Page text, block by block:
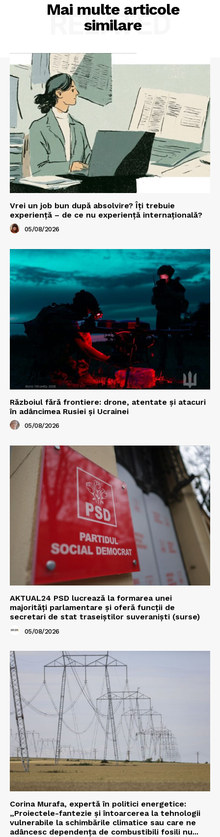
Mai multe articole
similare
RELATED
Vrei un job bun după absolvire? Îți trebuie
experiență – de ce nu experiență internațională?
05/08/2026
Războiul fără frontiere: drone, atentate și atacuri
în adâncimea Rusiei și Ucrainei
05/08/2026
AKTUAL24 PSD lucrează la formarea unei
majorităţi parlamentare și oferă funcții de
secretari de stat traseiștilor suveraniști (surse)
05/08/2026
Corina Murafa, expertă în politici energetice:
„Proiectele-fantezie și întoarcerea la tehnologii
vulnerabile la schimbările climatice sau care ne
adâncesc dependența de combustibili fosili nu...